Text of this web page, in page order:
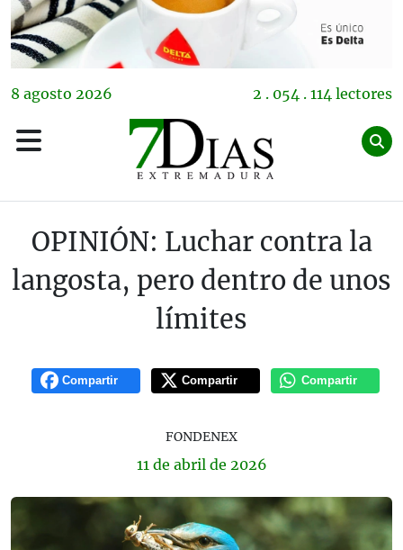
8 agosto 2026 2 . 054 . 114 lectores
OPINIÓN: Luchar contra la
langosta, pero dentro de unos
límites
Compartir Compartir Compartir
FONDENEX
11 de abrilde 2026